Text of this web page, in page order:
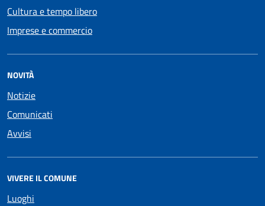
Cultura e tempo libero
Imprese e commercio
NOVITÀ
Notizie
Comunicati
Avvisi
VIVERE IL COMUNE
Luoghi